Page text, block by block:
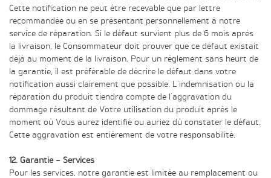
Cette notification ne peut être recevable que par lettre
recommandée ou en se présentant personnellement à notre
service de réparation. Si le défaut survient plus de 6 mois après
la livraison, le Consommateur doit prouver que ce défaut existait
déjà au moment de la livraison. Pour un règlement sans heurt de
la garantie, il est préférable de décrire le défaut dans votre
notification aussi clairement que possible. L'indemnisation ou la
réparation du produit tiendra compte de l'aggravation du
dommage résultant de Votre utilisation du produit après le
moment où Vous aurez identifié ou auriez dû constater le défaut.
Cette aggravation est entièrement de votre responsabilité.
12. Garantie – Services
Pour les services, notre garantie est limitée au remplacement ou